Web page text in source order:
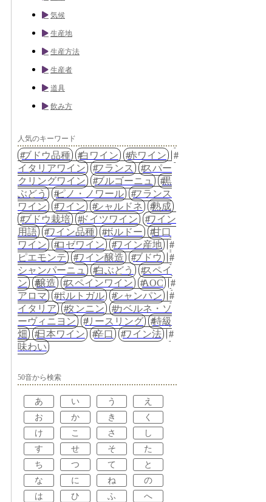
気候
生産地
生産方法
生産者
道具
飲み方
人気のキーワード
ブドウ品種 白ワイン
赤ワイン
イタリアワイン
フランス
スパー
クリングワイン
ブルゴーニュ
黒
ぶどう
ピノ・ノワール
フランス
ワイン
ワイン シャルドネ
熟成
ブドウ栽培
ドイツワイン
ワイン
用語
ワイン品種 ボルドー
甘口
ワイン
ロゼワイン
ワイン産地
ピエモンテ
ワイン醸造
ブドウ
シャンパーニュ
白ぶどう
スペイ
ン
醸造 スペインワイン
AOC
アロマ
ポルトガル
シャンパン
イタリア
タンニン
カベルネ・ソ
ーヴィニヨン
リースリング
特級
畑
日本ワイン 辛口
ワイン法
味わい
50音から検索
あ い う
え
お
か き
く
け
こ さ
し
す
せ そ
た
ち
つ て
と
な
に ね
の
は
ひ ふ
へ